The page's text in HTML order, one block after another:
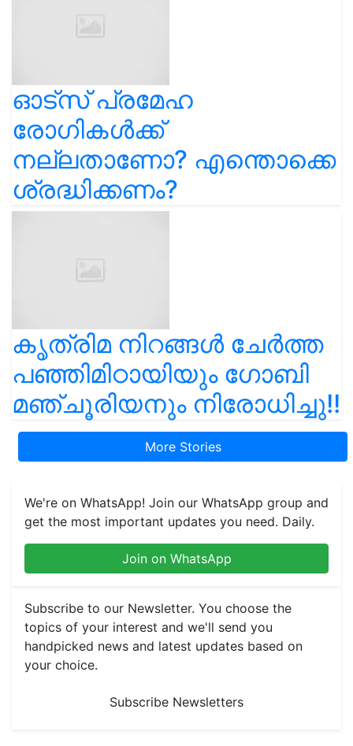
ഓട്സ് പ്രമേഹ
രോഗികൾക്ക്
നല്ലതാണോ? എന്തൊക്കെ
ശ്രദ്ധിക്കണം?
കൃത്രിമ നിറങ്ങൾ ചേർത്ത
പഞ്ഞിമിഠായിയും ഗോബി
മഞ്ചൂരിയനും നിരോധിച്ചു!!
More Stories
We're on WhatsApp! Join our WhatsApp group and
get the most important updates you need. Daily.
Join on WhatsApp
Subscribe to our Newsletter. You choose the
topics of your interest and we'll send you
handpicked news and latest updates based on
your choice.
Subscribe Newsletters